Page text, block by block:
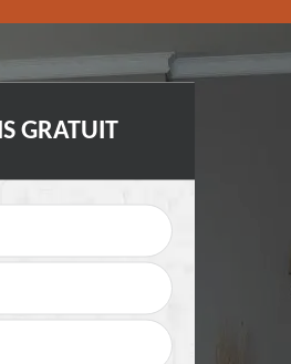
62
Dépannage
62 Pas-de-Calais
GRATUIT